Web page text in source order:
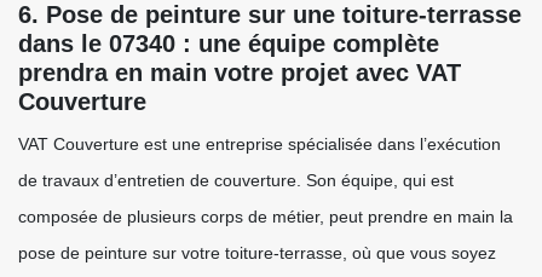
6. Pose de peinture sur une toiture-terrasse
dans le 07340 : une équipe complète
prendra en main votre projet avec VAT
Couverture
VAT Couverture est une entreprise spécialisée dans l’exécution
de travaux d’entretien de couverture. Son équipe, qui est
composée de plusieurs corps de métier, peut prendre en main la
pose de peinture sur votre toiture-terrasse, où que vous soyez